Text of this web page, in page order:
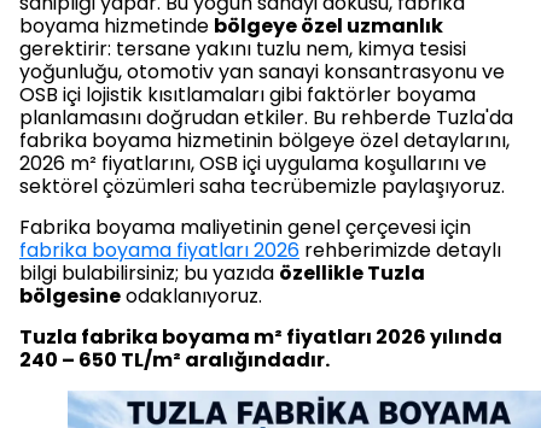
boyama hizmetinde bölgeye özel uzmanlık
gerektirir: tersane yakını tuzlu nem, kimya tesisi
yoğunluğu, otomotiv yan sanayi konsantrasyonu ve
OSB içi lojistik kısıtlamaları gibi faktörler boyama
planlamasını doğrudan etkiler. Bu rehberde Tuzla'da
fabrika boyama hizmetinin bölgeye özel detaylarını,
2026 m² fiyatlarını, OSB içi uygulama koşullarını ve
sektörel çözümleri saha tecrübemizle paylaşıyoruz.
Fabrika boyama maliyetinin genel çerçevesi için
fabrika boyama fiyatları 2026 rehberimizde detaylı
bilgi bulabilirsiniz; bu yazıda özellikle Tuzla
bölgesineodaklanıyoruz.
Tuzla fabrika boyama m² fiyatları 2026 yılında
240 – 650 TL/m² aralığındadır.